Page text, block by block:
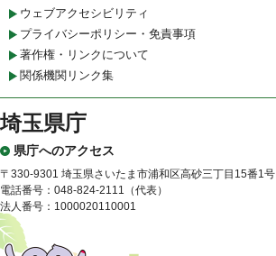
ウェブアクセシビリティ
プライバシーポリシー・免責事項
著作権・リンクについて
関係機関リンク集
埼玉県庁
県庁へのアクセス
〒330-9301 埼玉県さいたま市浦和区高砂三丁目15番1号
電話番号：048-824-2111（代表）
法人番号：1000020110001